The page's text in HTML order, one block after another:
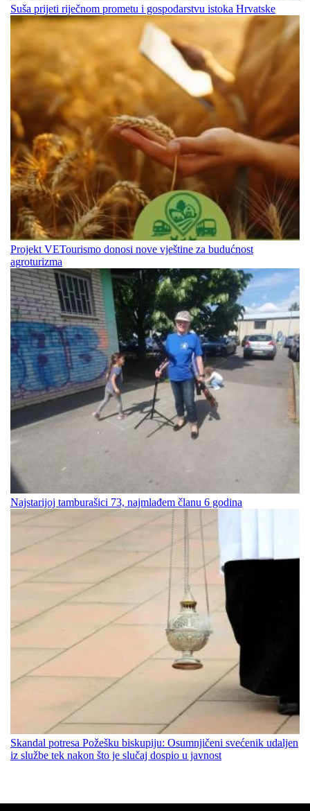
Suša prijeti riječnom prometu i gospodarstvu istoka Hrvatske
Projekt VETourismo donosi nove vještine za budućnost
agroturizma
Najstarijoj tamburašici 73, najmlađem članu 6 godina
Skandal potresa Požešku biskupiju: Osumnjičeni svećenik udaljen
iz službe tek nakon što je slučaj dospio u javnost